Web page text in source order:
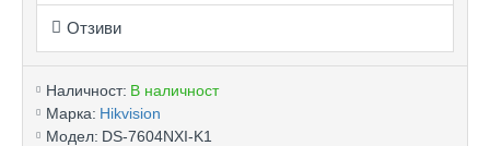
Отзиви
Наличност: В наличност
Марка: Hikvision
Модел: DS-7604NXI-K1